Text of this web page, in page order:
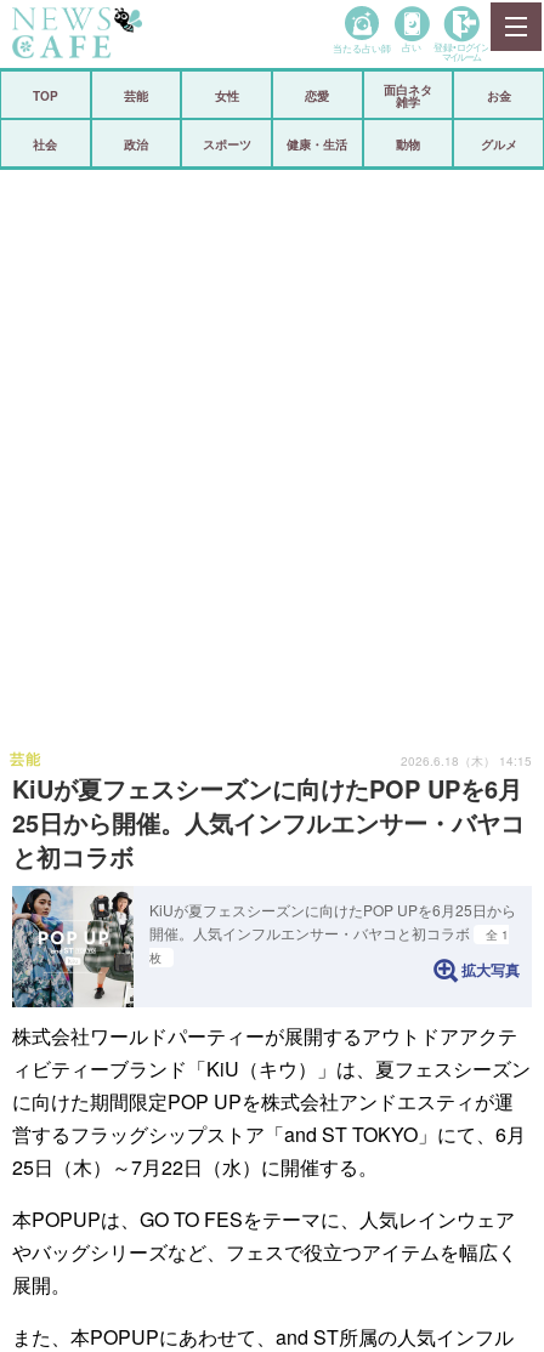
政治
当たる占い師 占い 登録• ログイン
マイルーム
TOP 芸能 女性 恋愛
面白ネタ
雑学
お金
社会 政治 スポーツ 健康・生活 動物 グルメ
KiUが夏フェスシーズンに向けたPOP UPを6月
25日から開催。人気インフルエンサー・バヤコ
と初コラボ
芸能 2026.6.18（木） 14:15
KiUが夏フェスシーズンに向けたPOP UPを6月25日から
開催。人気インフルエンサー・バヤコと初コラボ
全 1
枚
拡大写真
株式会社ワールドパーティーが展開するアウトドアアクテ
ィビティーブランド「KiU（キウ）」は、夏フェスシーズン
に向けた期間限定POP UPを株式会社アンドエスティが運
営するフラッグシップストア「and ST TOKYO」にて、6月
25日（木）～7月22日（水）に開催する。
本POPUPは、GO TO FESをテーマに、人気レインウェア
やバッグシリーズなど、フェスで役立つアイテムを幅広く
展開。
また、本POPUPにあわせて、and ST所属の人気インフル